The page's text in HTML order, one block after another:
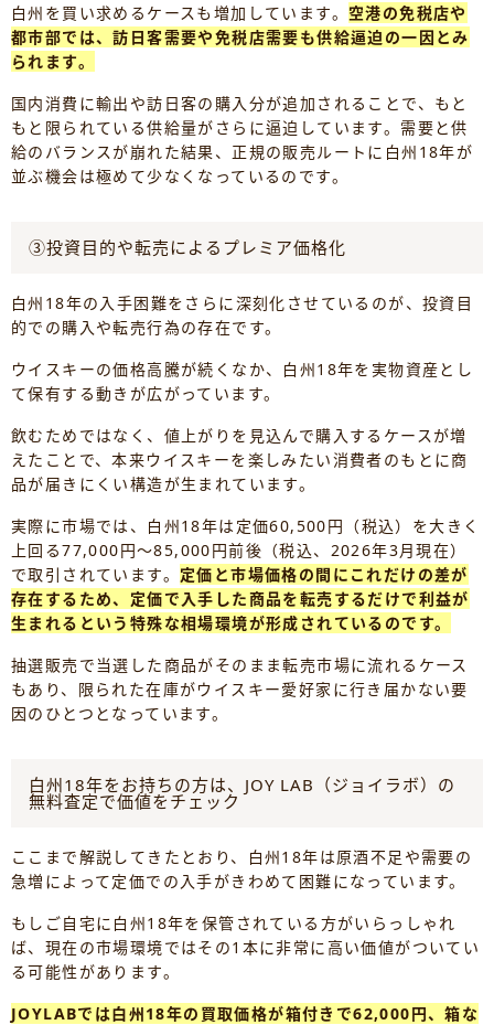
白州を買い求めるケースも増加しています。 空港の免税店や
都市部では、訪日客需要や免税店需要も供給逼迫の一因とみ
られます。
国内消費に輸出や訪日客の購入分が追加されることで、もと
もと限られている供給量がさらに逼迫しています。需要と供
給のバランスが崩れた結果、正規の販売ルートに白州18年が
並ぶ機会は極めて少なくなっているのです。
③投資目的や転売によるプレミア価格化
白州18年の入手困難をさらに深刻化させているのが、投資目
的での購入や転売行為の存在です。
ウイスキーの価格高騰が続くなか、白州18年を実物資産とし
て保有する動きが広がっています。
飲むためではなく、値上がりを見込んで購入するケースが増
えたことで、本来ウイスキーを楽しみたい消費者のもとに商
品が届きにくい構造が生まれています。
実際に市場では、白州18年は定価60,500円（税込）を大きく
上回る77,000円～85,000円前後（税込、2026年3月現在）
で取引されています。 定価と市場価格の間にこれだけの差が
存在するため、定価で入手した商品を転売するだけで利益が
生まれるという特殊な相場環境が形成されているのです。
抽選販売で当選した商品がそのまま転売市場に流れるケース
もあり、限られた在庫がウイスキー愛好家に行き届かない要
因のひとつとなっています。
白州18年をお持ちの方は、JOY LAB（ジョイラボ）の
無料査定で価値をチェック
ここまで解説してきたとおり、白州18年は原酒不足や需要の
急増によって定価での入手がきわめて困難になっています。
もしご自宅に白州18年を保管されている方がいらっしゃれ
ば、現在の市場環境ではその1本に非常に高い価値がついてい
る可能性があります。
JOYLABでは白州18年の買取価格が箱付きで62,000円、箱な